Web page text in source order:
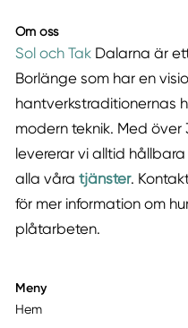
Om oss
Sol och TakDalarna är
Borlänge som har en
hantverkstraditionernas
modern teknik. Med
levererar vi alltid
alla våra tjänster.
för mer information om
plåtarbeten.
Meny
Hem